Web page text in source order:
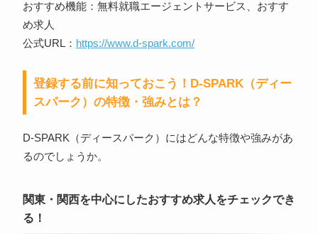
おすすめ機能：無料就職エージェントサービス、おすす
め求人
公式URL： https://www.d-spark.com/
登録する前に知っておこう！D-SPARK（ディー
スパーク）の特徴・強みとは？
D-SPARK（ディースパーク）にはどんな特徴や強みがあ
るのでしょうか。
関東・関西を中心にしたおすすめ求人をチェックでき
る！